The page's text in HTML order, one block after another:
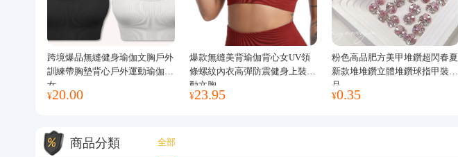
跨境爆品無縫健身瑜伽文胸戶外
訓練帶胸墊背心戶外運動瑜伽服
女
¥20.00
爆款無縫美背瑜伽背心女UV領
條螺紋內衣高彈防震健身上裝運
動文胸
¥23.95
粉色高品肥方美甲堆鑽超閃春夏
新款堆堆鑽立體堆鑽球指甲裝飾
品
¥0.35
商品分類 全部